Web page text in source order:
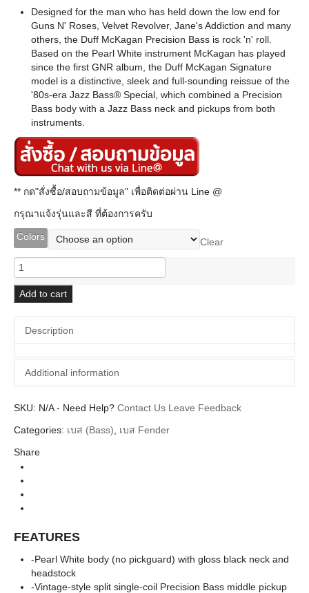
Designed for the man who has held down the low end for
Guns N' Roses, Velvet Revolver, Jane's Addiction and many
others, the Duff McKagan Precision Bass is rock 'n' roll.
Based on the Pearl White instrument McKagan has played
since the first GNR album, the Duff McKagan Signature
model is a distinctive, sleek and full-sounding reissue of the
'80s-era Jazz Bass® Special, which combined a Precision
Bass body with a Jazz Bass neck and pickups from both
instruments.
** กด"สั่งซื้อ/สอบถามข้อมูล" เพื่อติดต่อผ่าน Line @
กรุณาแจ้งรุ่นและสี ที่ต้องการครับ
Colors
Clear
Fender
Duff
Mckagan
Precision
Bass
quantity
Add to cart
Description
Additional information
Additional information
Body Types Precision Bass
Colors
SKU: N/A- Need Help? Contact Us Leave Feedback
Categories: เบส (Bass)
เบส Fender
Share
FEATURES
-Pearl White body (no pickguard) with gloss black neck and
headstock
-Vintage-style split single-coil Precision Bass middle pickup